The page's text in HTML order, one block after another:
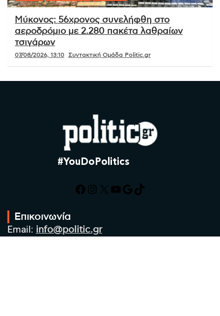
Μύκονος: 56χρονος συνελήφθη στο
αεροδρόμιο με 2.280 πακέτα λαθραίων
τσιγάρων
07/08/2026, 13:10 Συντακτική Ομάδα Politic.gr
#YouDoPolitics
Facebook
Instagram
X YouTube
Google
TikTok
Επικοινωνία
Email: info@politic.gr